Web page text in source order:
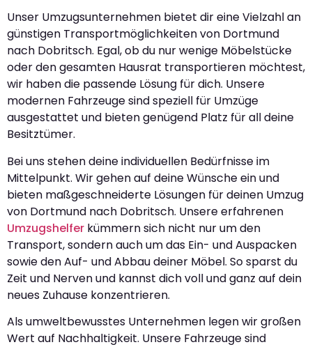
Unser Umzugsunternehmen bietet dir eine Vielzahl an
günstigen Transportmöglichkeiten von Dortmund
nach Dobritsch. Egal, ob du nur wenige Möbelstücke
oder den gesamten Hausrat transportieren möchtest,
wir haben die passende Lösung für dich. Unsere
modernen Fahrzeuge sind speziell für Umzüge
ausgestattet und bieten genügend Platz für all deine
Besitztümer.
Bei uns stehen deine individuellen Bedürfnisse im
Mittelpunkt. Wir gehen auf deine Wünsche ein und
bieten maßgeschneiderte Lösungen für deinen Umzug
von Dortmund nach Dobritsch. Unsere erfahrenen
Umzugshelfer kümmern sich nicht nur um den
Transport, sondern auch um das Ein- und Auspacken
sowie den Auf- und Abbau deiner Möbel. So sparst du
Zeit und Nerven und kannst dich voll und ganz auf dein
neues Zuhause konzentrieren.
Als umweltbewusstes Unternehmen legen wir großen
Wert auf Nachhaltigkeit. Unsere Fahrzeuge sind